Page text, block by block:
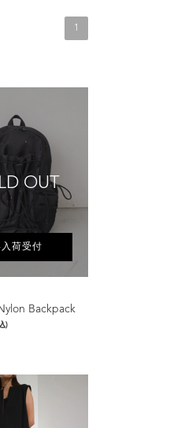
1
OUT
入荷受付
Backpack
)